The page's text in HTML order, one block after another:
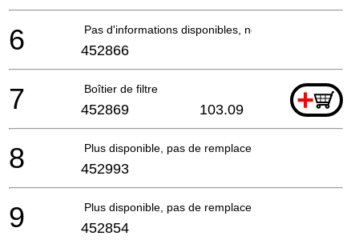
Pas d'informations disponibles, non commandable
6 452866
Boîtier de filtre +
7 452869 103.09
Plus disponible, pas de remplacement
8 452993
Plus disponible, pas de remplacement
9 452854